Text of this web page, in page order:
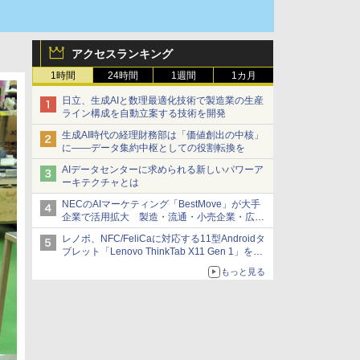
アクセスランキング
1時間 24時間 1週間 1カ月
日立、生成AIと数理最適化技術で製造業の生産
ライン構成を自動立案する技術を開発
生成AI時代の経理財務部は「価値創出の中核」
に――データ集約中枢としての役割転換を
AIデータセンターに求められる新しいパワーア
ーキテクチャとは
NECのAIマーケティング「BestMove」が大手
企業で活用拡大 製造・流通・小売企業・広告
代理店などが実装フェーズへ
レノボ、NFC/FeliCaに対応する11型Androidタ
ブレット「Lenovo ThinkTab X11 Gen 1」を発
もっと見る